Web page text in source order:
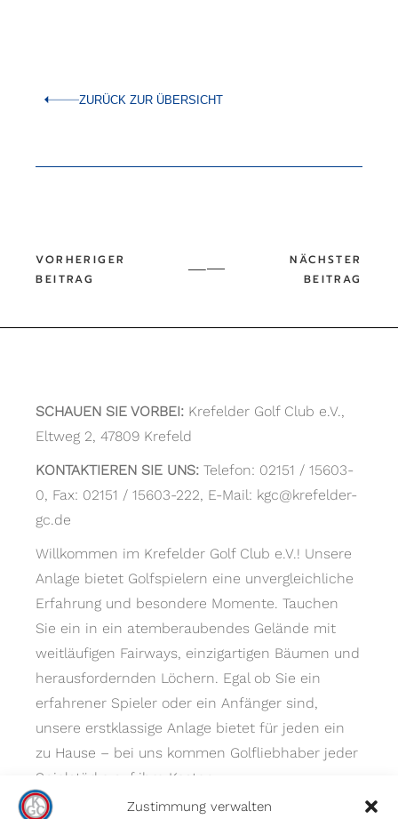
Zustimmung verwalten
ZURÜCK ZUR ÜBERSICHT
SCHAUEN SIE VORBEI: Krefelder Golf Club e.V.,
Eltweg 2, 47809 Krefeld
KONTAKTIEREN SIE UNS: Telefon: 02151 / 15603-
0, Fax: 02151 / 15603-222, E-Mail: kgc@krefelder-
gc.de
Willkommen im Krefelder Golf Club e.V.! Unsere
Anlage bietet Golfspielern eine unvergleichliche
Erfahrung und besondere Momente. Tauchen
Sie ein in ein atemberaubendes Gelände mit
weitläufigen Fairways, einzigartigen Bäumen und
herausfordernden Löchern. Egal ob Sie ein
erfahrener Spieler oder ein Anfänger sind,
unsere erstklassige Anlage bietet für jeden ein
zu Hause – bei uns kommen Golfliebhaber jeder
Spielstärke auf ihre Kosten.